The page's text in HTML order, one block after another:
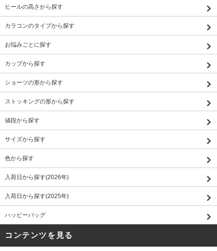
ヒールの高さから探す
カラコンのタイプから探す
お悩みごとに探す
カップから探す
ショーツの形から探す
ストッキングの形から探す
値段から探す
サイズから探す
色から探す
入荷日から探す(2026年)
入荷日から探す(2025年)
ハッピーバッグ
コンテンツを見る